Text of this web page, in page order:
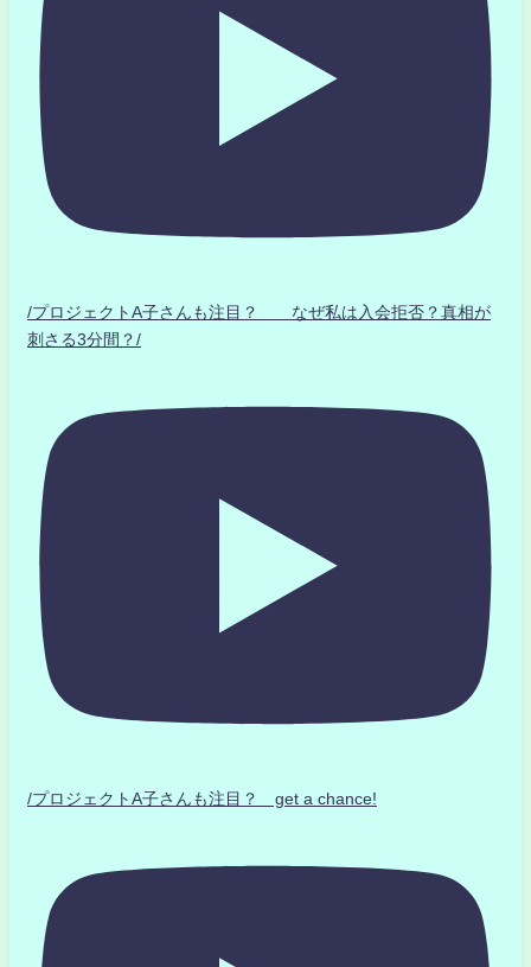
/プロジェクトA子さんも注目？ なぜ私は入会拒否？真相が
刺さる3分間？/
/プロジェクトA子さんも注目？ get a chance!